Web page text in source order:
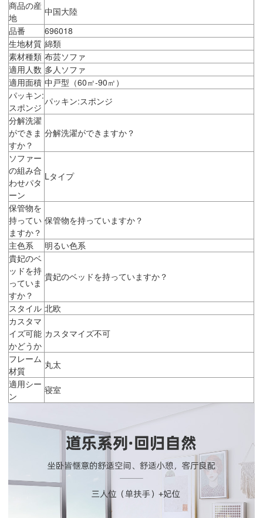
商品の産
地
中国大陸
品番
696018
生地材質 綿類
素材種類 布芸ソファ
適用人数 多人ソファ
適用面積 中戸型（60㎡-90㎡）
パッキン:
スポンジ
パッキン:スポンジ
分解洗濯
ができま
すか？
分解洗濯ができますか？
ソファー
の組み合
わせパタ
ーン
Lタイプ
保管物を
持ってい
ますか？
保管物を持っていますか？
主色系
明るい色系
貴妃のベ
ッドを持
っていま
すか？
貴妃のベッドを持っていますか？
スタイル 北欧
カスタマ
イズ可能
かどうか
カスタマイズ不可
フレーム
材質
丸太
適用シー
ン
寝室